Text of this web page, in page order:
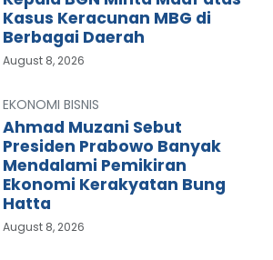
Kasus Keracunan MBG di
Berbagai Daerah
August 8, 2026
EKONOMI BISNIS
Ahmad Muzani Sebut
Presiden Prabowo Banyak
Mendalami Pemikiran
Ekonomi Kerakyatan Bung
Hatta
August 8, 2026